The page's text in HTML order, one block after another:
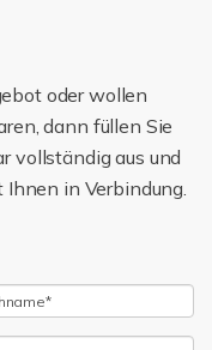
oder wollen
dann füllen Sie
vollständig aus und
in Verbindung.